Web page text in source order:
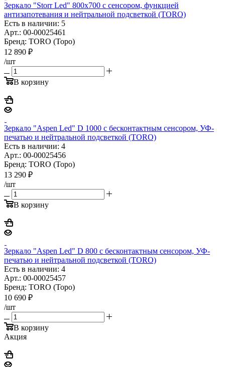
Зеркало "Storr Led" 800х700 с сенсором, функцией
антизапотевания и нейтральной подсветкой (TORO)
Есть в наличии: 5
Арт.: 00-00025461
Бренд: TORO (Торо)
12 890 ₽
/шт
В корзину
Зеркало "Aspen Led" D 1000 с бесконтактным сенсором, УФ-
печатью и нейтральной подсветкой (TORO)
Есть в наличии: 4
Арт.: 00-00025456
Бренд: TORO (Торо)
13 290 ₽
/шт
В корзину
Зеркало "Aspen Led" D 800 с бесконтактным сенсором, УФ-
печатью и нейтральной подсветкой (TORO)
Есть в наличии: 4
Арт.: 00-00025457
Бренд: TORO (Торо)
10 690 ₽
/шт
В корзину
Акция